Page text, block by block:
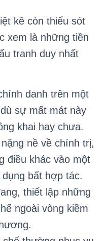
kê còn thiếu sót
xem là những tiền
tranh duy nhất
danh trên một
sự mất mát này
khai hay chưa.
nề về chính trị,
điều khác vào một
bất hợp tác.
thiết lập những
ngoài vòng kiềm